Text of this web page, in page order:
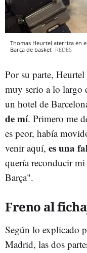
Thomas Heurtel aterriza en
Barça de basket REDES
Por su parte,
muy serio a lo largo
un hotel de
de mí. Primero me
es peor, había
venir aquí, es una
quería reconducir
Barça".
Freno al
Según lo explicado
Madrid, las dos